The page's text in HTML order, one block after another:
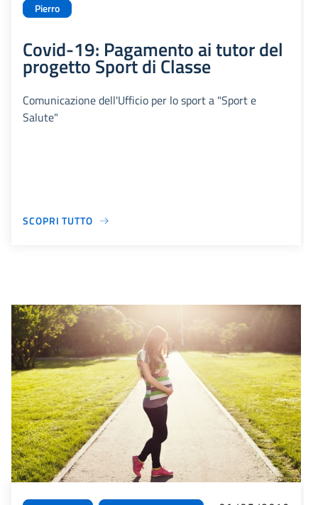
Pierro
Covid-19: Pagamento ai tutor del
progetto Sport di Classe
Comunicazione dell'Ufficio per lo sport a "Sport e
Salute"
SCOPRI TUTTO